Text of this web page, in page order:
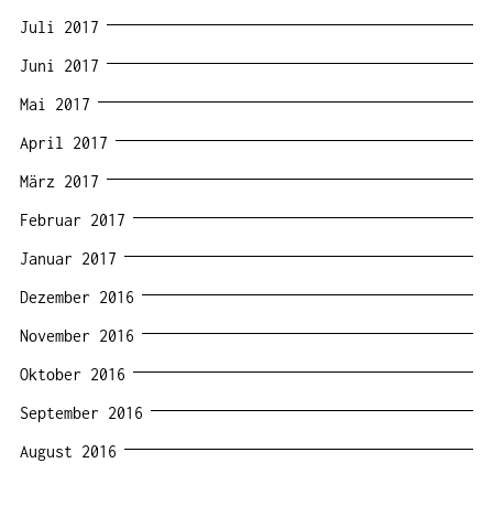
Juli 2017
Juni 2017
Mai 2017
April 2017
März 2017
Februar 2017
Januar 2017
Dezember 2016
November 2016
Oktober 2016
September 2016
August 2016